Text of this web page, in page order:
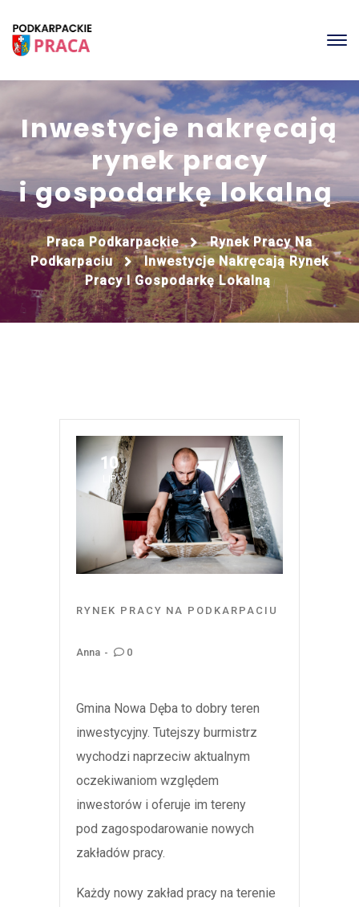
Inwestycje nakręcają
rynek pracy
i gospodarkę lokalną
Praca Podkarpackie
Rynek Pracy Na
Podkarpaciu
Inwestycje Nakręcają Rynek
Pracy I Gospodarkę Lokalną
10
LIP
RYNEK PRACY NA PODKARPACIU
Anna 0
Gmina Nowa Dęba to dobry teren
inwestycyjny. Tutejszy burmistrz
wychodzi naprzeciw aktualnym
oczekiwaniom względem
inwestorów i oferuje im tereny
pod zagospodarowanie nowych
zakładów pracy.
Każdy nowy zakład pracy na terenie